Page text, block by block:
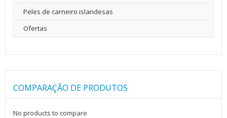
Peles de carneiro islandesas
Ofertas
COMPARAÇÃO DE PRODUTOS
No products to compare